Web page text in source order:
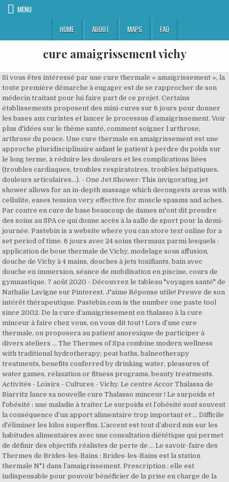
MENU
HOME
ABOUT MAPS FAQ
cure amaigrissement vichy
Si vous êtes intéressé par une cure thermale « amaigrissement », la
toute première démarche à engager est de se rapprocher de son
médecin traitant pour lui faire part de ce projet. Certains
établissements proposent des mini-cures sur 6 jours pour donner
les bases aux curistes et lancer le processus d’amaigrissement. Voir
plus d'idées sur le thème santé, comment soigner l arthrose,
arthrose du pouce. Une cure thermale en amaigrissement est une
approche pluridisciplinaire aidant le patient à perdre du poids sur
le long terme, à réduire les douleurs et les complications liées
(troubles cardiaques, troubles respiratoires, troubles hépatiques,
douleurs articulaires…). - One Jet Shower: This invigorating jet
shower allows for an in-depth massage which decongests areas with
cellulite, eases tension very effective for muscle spasms and aches.
Par contre en cure de base beaucoup de dames m'ont dit prendre
des soins au SPA ce qui donne accès à la salle de sport pour la demi-
journée. Pastebin is a website where you can store text online for a
set period of time. 6 jours avec 24 soins thermaux parmi lesquels :
application de boue thermale de Vichy, modelage sous affusion,
douche de Vichy à 4 mains, douches à jets tonifiants, bain avec
douche en immersion, séance de mobilisation en piscine, cours de
gymnastique. 7 août 2020 - Découvrez le tableau "voyages santé" de
Nathalie Lavigne sur Pinterest. J'aime Réponse utile! Preuve de son
intérêt thérapeutique. Pastebin.com is the number one paste tool
since 2002. De la cure d’amaigrissement en thalasso à la cure
minceur à faire chez vous, on vous dit tout ! Lors d’une cure
thermale, on proposera au patient anorexique de participer à
divers ateliers … The Thermes of Spa combine modern wellness
with traditional hydrotherapy; peat baths, balneotherapy
treatments, benefits conferred by drinking water, pleasures of
water games, relaxation or fitness programs, beauty treatments.
Activités - Loisirs - Cultures - Vichy. Le centre Accor Thalassa de
Biarritz lance sa nouvelle cure Thalasso minceur ! Le surpoids et
l'obésité : une maladie à traiter Le surpoids et l’obésité sont souvent
la conséquence d’un apport alimentaire trop important et … Difficile
d'éliminer les kilos superflus. L’accent est tout d’abord mis sur les
habitudes alimentaires avec une consultation diététique qui permet
de définir des objectifs réalistes de perte de … Le savoir-faire des
Thermes de Brides-les-Bains : Brides-les-Bains est la station
thermale N°1 dans l’amaigrissement. Prescription : elle est
indispensable pour pouvoir bénéficier de la prise en charge de la